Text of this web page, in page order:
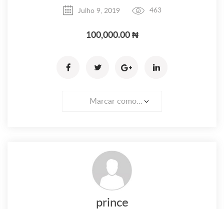
Julho 9, 2019 463
100,000.00 ₦
Marcar como...
prince